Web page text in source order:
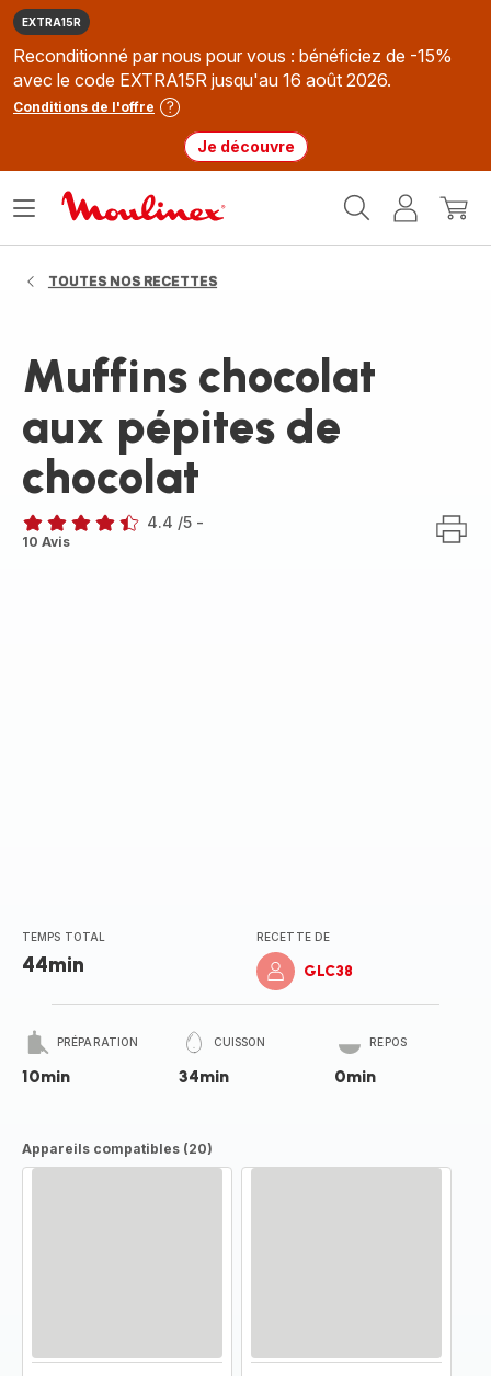
EXTRA15R
Reconditionné par nous pour vous : bénéficiez de -15%
avec le code EXTRA15R jusqu'au 16 août 2026.
Conditions de l'offre
Je découvre
MonMon
Ouvrir
TOUTES NOS RECETTES
Muffins chocolat
aux pépites de
chocolat
ratings.4.4
4.4 /5 -
10 Avis
TEMPS TOTAL
44min
RECETTE DE
GLC38
PRÉPARATION
10min
CUISSON
34min
REPOS
0min
Appareils compatibles (20)